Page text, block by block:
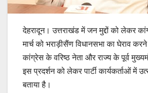
देहरादून। उत्तराखंड में जन मुद्दों को लेकर
मार्च को भराड़ीसैंण विधानसभा का घेराव
कांग्रेस के वरिष्ठ नेता और राज्य के पूर्व
इस प्रदर्शन को लेकर पार्टी कार्यकर्ताओं में
बताया है।